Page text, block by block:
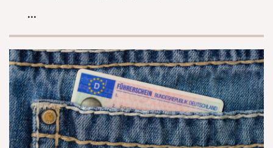
ЕНВД, всё решает местная власть.
...